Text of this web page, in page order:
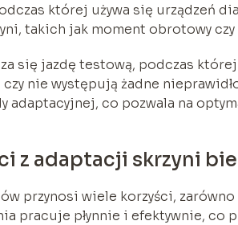
której używa się urządzeń
takich jak moment obrotowy
się jazdę testową, podczas
nie występują żadne
adaptacyjnej, co pozwala na
z adaptacji skrzyni
przynosi wiele korzyści,
pracuje płynnie i efektywnie, co